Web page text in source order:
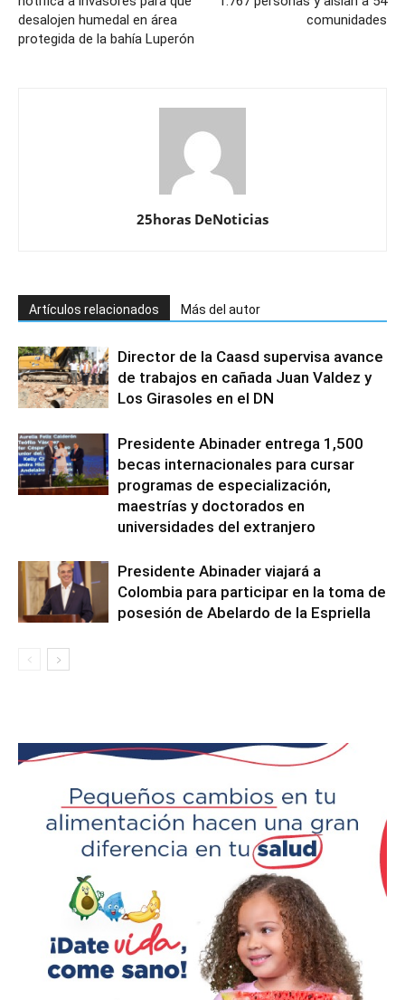
desalojen humedal en área
protegida de la bahía Luperón
comunidades
25horas DeNoticias
Artículos relacionados Más del autor
Director de la Caasd supervisa avance
de trabajos en cañada Juan Valdez y
Los Girasoles en el DN
Presidente Abinader entrega 1,500
becas internacionales para cursar
programas de especialización,
maestrías y doctorados en
universidades del extranjero
Presidente Abinader viajará a
Colombia para participar en la toma de
posesión de Abelardo de la Espriella